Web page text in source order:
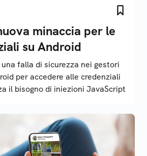
minaccia per le
su Android
falla di sicurezza nei gestori
per accedere alle credenziali
il bisogno di iniezioni JavaScript